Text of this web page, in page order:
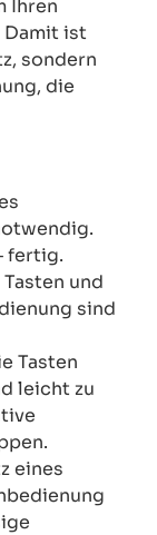
Ihren
Damit ist
sondern
die
fertig.
und
sind
Tasten
leicht zu
eines